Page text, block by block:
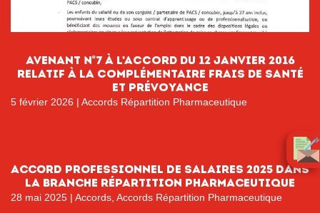
AVENANT n°7 à l’accord du 12 janvier 2016
relatif à la complémentaire frais de santé
et prévoyance
5 février 2026 | Accords Répartition Pharmaceutique
ACCORD PROFESSIONNEL DE SALAIRES 2025 DANS
LA BRANCHE RÉPARTITION PHARMACEUTIQUE
28 mai 2025 | Accords Accords Répartition Pharmaceutique